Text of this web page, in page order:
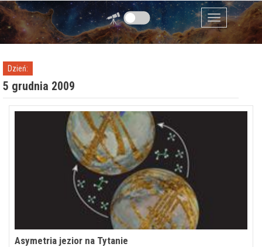
Przejdź do zawartości
Menu
Dzień:
5 grudnia 2009
Asymetria jezior na Tytanie